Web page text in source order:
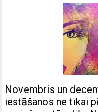
Novembris un
iestāšanos ne tikai